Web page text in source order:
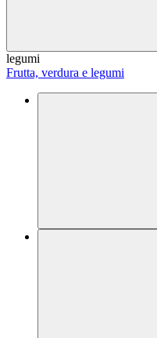
legumi
Frutta, verdura e legumi